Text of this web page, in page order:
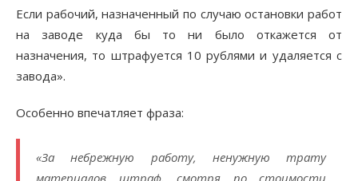
Если рабочий, назначенный по случаю остановки работ
на заводе куда бы то ни было откажется от
назначения, то штрафуется 10 рублями и удаляется с
завода».
Особенно впечатляет фраза:
«За небрежную работу, ненужную трату
материалов штраф, смотря по стоимости